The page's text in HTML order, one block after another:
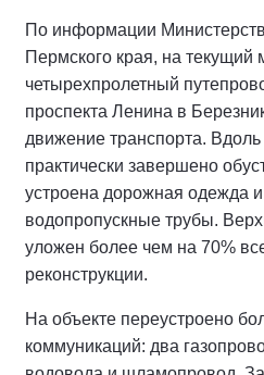
По информации
Пермского края, на текущий
четырехпролетный
проспекта Ленина в
движение транспорта.
практически завершено
устроена дорожная одежда
водопропускные трубы.
уложен более чем на 70%
реконструкции.
На объекте переустроено
коммуникаций: два